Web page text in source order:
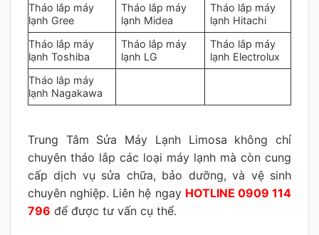
Tháo lắp máy
lạnh Gree
Tháo lắp máy
lạnh Midea
Tháo lắp máy
lạnh Hitachi
Tháo lắp máy
lạnh Toshiba
Tháo lắp máy
lạnh LG
Tháo lắp máy
lạnh Electrolux
Tháo lắp máy
lạnh Nagakawa
Trung Tâm Sửa Máy Lạnh Limosa không chỉ
chuyên tháo lắp các loại máy lạnh mà còn cung
cấp dịch vụ sửa chữa, bảo dưỡng, và vệ sinh
chuyên nghiệp. Liên hệ ngay HOTLINE 0909 114
796 để được tư vấn cụ thể.